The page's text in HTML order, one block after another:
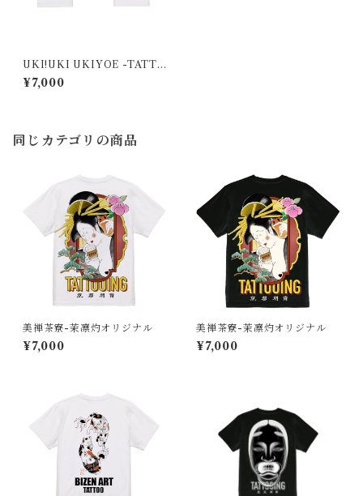
UKI!UKI UKIYOE -TATTO
OER 漫画-
¥7,000
同じカテゴリの商品
美禅茶寮-茉凛灼オリジナル
¥7,000
美禅茶寮-茉凛灼オリジナル
¥7,000